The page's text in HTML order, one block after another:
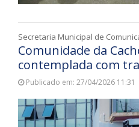
Secretaria Municipal de
Comunidade da
contemplada com
Publicado em: 27/04/2026 11:31